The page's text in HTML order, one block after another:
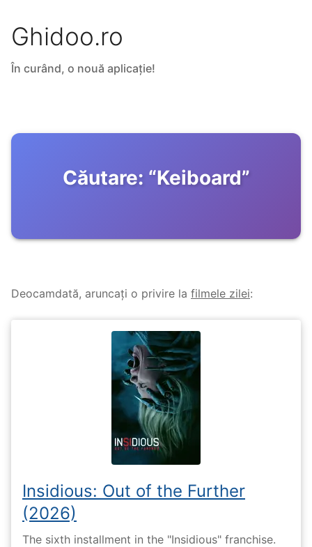
Ghidoo.ro
În curând, o nouă aplicație!
Căutare: “Keiboard”
Deocamdată, aruncați o privire la filmele zilei:
Insidious: Out of the Further
(2026)
The sixth installment in the "Insidious" franchise.